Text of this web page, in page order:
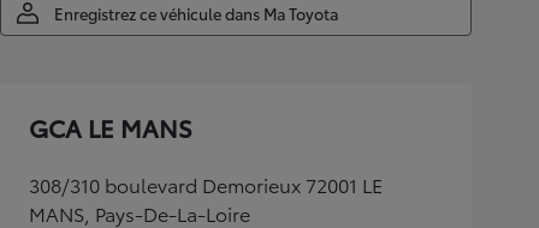
Enregistrez ce véhicule dans Ma Toyota
GCA LE MANS
308/310 boulevard Demorieux 72001 LE
MANS, Pays-De-La-Loire